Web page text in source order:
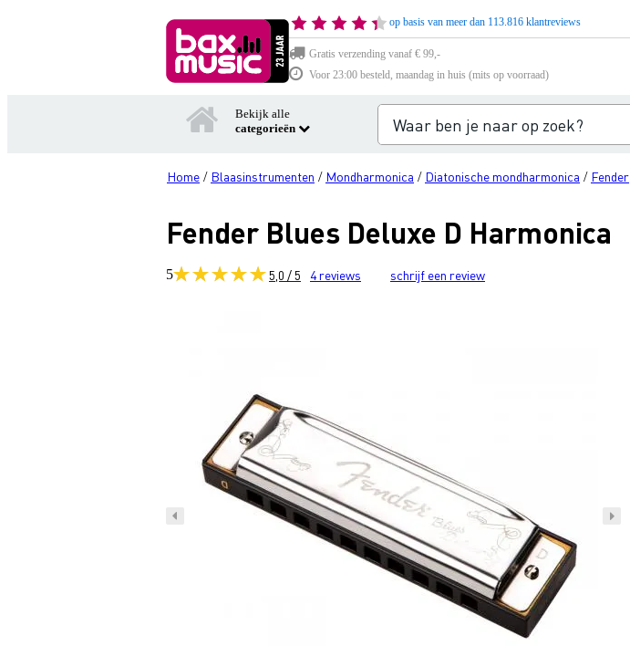
op basis van meer dan 113.816 klantreviews
Gratis verzending vanaf € 99,-
Voor 23:00 besteld, maandag in huis (mits op voorraad)
Bekijk alle
categorieën
Home / Blaasinstrumenten / Mondharmonica / Diatonische mondharmonica / Fender
Fender Blues Deluxe D Harmonica
5 5,0 / 5 4reviews schrijf een review